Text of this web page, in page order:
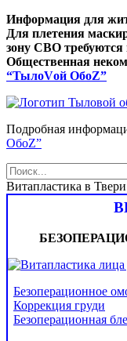
Информация для
Для плетения
зону СВО требуются
Общественная
“ТылоVой ОбоZ”
Подробная
ОбоZ”
Витапластика в Твери
Безоперационное
Коррекция груди
Безоперационная